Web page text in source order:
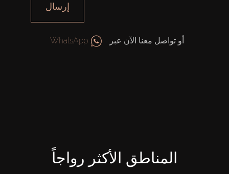
إرسال
أو تواصل معنا الآن عبر WhatsApp
المناطق الأكثر رواجاً